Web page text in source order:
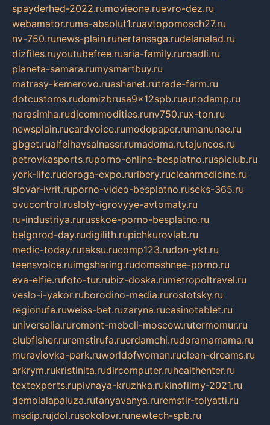
spayderhed-2022.rumovieone.ruevro-dez.ru
webamator.ruma-absolut1.ruavtopomosch27.ru
nv-750.runews-plain.runertansaga.rudelanalad.ru
dizfiles.ruyoutubefree.ruaria-family.ruroadli.ru
planeta-samara.rumysmartbuy.ru
matrasy-kemerovo.ruashanet.rutrade-farm.ru
dotcustoms.rudomizbrusa9x12spb.ruautodamp.ru
narasimha.rudjcommodities.runv750.rux-ton.ru
newsplain.rucardvoice.rumodopaper.rumanunae.ru
gbget.rualfeihavsalnassr.rumadoma.rutajuncos.ru
petrovkasports.ruporno-online-besplatno.rusplclub.ru
york-life.rudoroga-expo.ruribery.rucleanmedicine.ru
slovar-ivrit.ruporno-video-besplatno.ruseks-365.ru
ovucontrol.rusloty-igrovyye-avtomaty.ru
ru-industriya.rurusskoe-porno-besplatno.ru
belgorod-day.rudigilith.rupichkurovlab.ru
medic-today.rutaksu.rucomp123.rudon-ykt.ru
teensvoice.ruimgsharing.rudomashnee-porno.ru
eva-elfie.rufoto-tur.rubiz-doska.rumetropoltravel.ru
veslo-i-yakor.ruborodino-media.rurostotsky.ru
regionufa.ruweiss-bet.ruzaryna.rucasinotablet.ru
universalia.ruremont-mebeli-moscow.rutermomur.ru
clubfisher.ruremstirufa.ruerdamchi.rudoramamama.ru
muraviovka-park.ruworldofwoman.ruclean-dreams.ru
arkrym.rukristinita.rudircomputer.ruhealthenter.ru
textexperts.rupivnaya-kruzhka.rukinofilmy-2021.ru
demolalapaluza.rutanyavanya.ruremstir-tolyatti.ru
msdip.rujdol.rusokolovr.runewtech-spb.ru